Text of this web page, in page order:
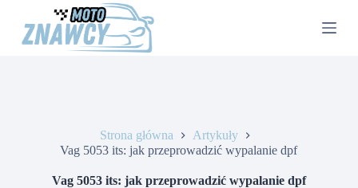
Strona główna
Artykuły
Vag 5053 its: jak przeprowadzić wypalanie dpf
Vag 5053 its: jak przeprowadzić wypalanie dpf